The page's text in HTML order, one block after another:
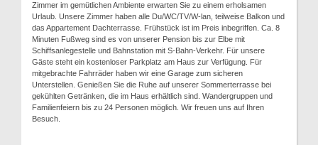
Zimmer im gemütlichen Ambiente erwarten Sie zu einem erholsamen
Urlaub. Unsere Zimmer haben alle Du/WC/TV/W-lan, teilweise Balkon und
das Appartement Dachterrasse. Frühstück ist im Preis inbegriffen. Ca. 8
Minuten Fußweg sind es von unserer Pension bis zur Elbe mit
Schiffsanlegestelle und Bahnstation mit S-Bahn-Verkehr. Für unsere
Gäste steht ein kostenloser Parkplatz am Haus zur Verfügung. Für
mitgebrachte Fahrräder haben wir eine Garage zum sicheren
Unterstellen. Genießen Sie die Ruhe auf unserer Sommerterrasse bei
gekühlten Getränken, die im Haus erhältlich sind. Wandergruppen und
Familienfeiern bis zu 24 Personen möglich. Wir freuen uns auf Ihren
Besuch.